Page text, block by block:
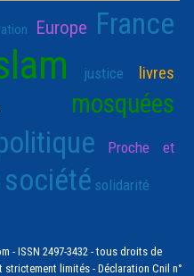
Europe France
justice livres
mosquées
Proche et
société solidarité
- ISSN 2497-3432 - tous droits de
limités - Déclaration Cnil n°